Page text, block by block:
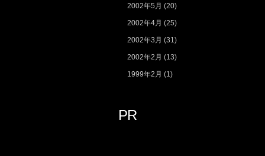
2002年5月 (20)
2002年4月 (25)
2002年3月 (31)
2002年2月 (13)
1999年2月 (1)
PR